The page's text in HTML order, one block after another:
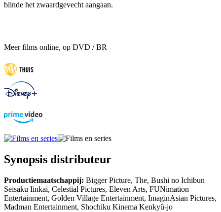
blinde het zwaardgevecht aangaan.
Meer films online, op DVD / BR
Synopsis distributeur
Productiemaatschappij: Bigger Picture, The, Bushi no Ichibun
Seisaku Iinkai, Celestial Pictures, Eleven Arts, FUNimation
Entertainment, Golden Village Entertainment, ImaginAsian Pictures,
Madman Entertainment, Shochiku Kinema Kenkyû-jo